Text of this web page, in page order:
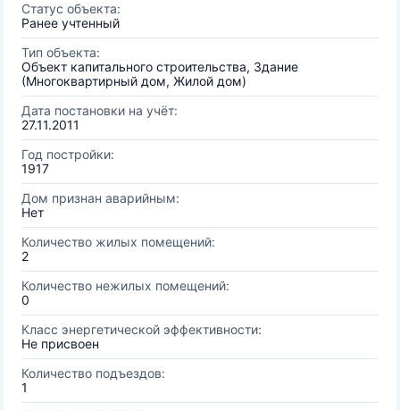
Статус объекта:
Ранее учтенный
Тип объекта:
Объект капитального строительства, Здание
(Многоквартирный дом, Жилой дом)
Дата постановки на учёт:
27.11.2011
Год постройки:
1917
Дом признан аварийным:
Нет
Количество жилых помещений:
2
Количество нежилых помещений:
0
Класс энергетической эффективности:
Не присвоен
Количество подъездов:
1